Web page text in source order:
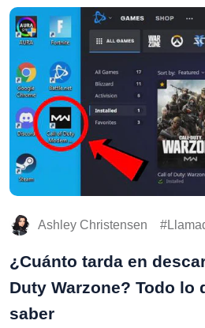
Ashley Christensen
¿Cuánto tarda en
Duty Warzone? Todo lo
saber